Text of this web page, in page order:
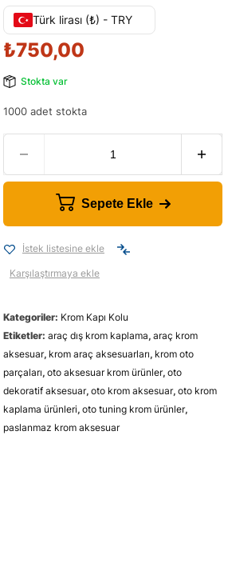
Türk lirası (₺) - TRY
₺750,00
Stokta var
1000 adet stokta
Sepete Ekle
İstek listesine ekle
Karşılaştırmaya ekle
Kategoriler: Krom Kapı Kolu
Etiketler: araç dış krom kaplama, araç krom
aksesuar, krom araç aksesuarları, krom oto
parçaları, oto aksesuar krom ürünler, oto
dekoratif aksesuar, oto krom aksesuar, oto krom
kaplama ürünleri, oto tuning krom ürünler,
paslanmaz krom aksesuar